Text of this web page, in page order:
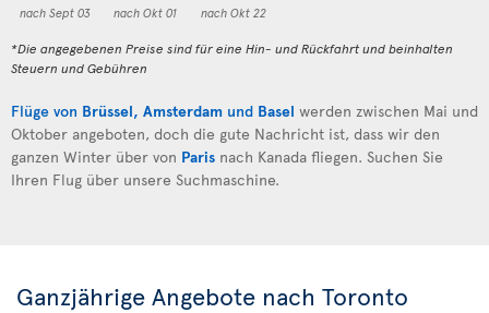
nach Sept 03
nach Okt 01
nach Okt 22
*Die angegebenen Preise sind für eine Hin- und Rückfahrt und beinhalten
Steuern und Gebühren
Flüge von Brüssel, Amsterdam und Basel werden zwischen Mai und
Oktober angeboten, doch die gute Nachricht ist, dass wir den
ganzen Winter über von Paris nach Kanada fliegen. Suchen Sie
Ihren Flug über unsere Suchmaschine.
Ganzjährige Angebote nach Toronto